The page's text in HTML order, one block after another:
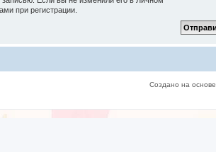
при регистрации.
Создано на основе